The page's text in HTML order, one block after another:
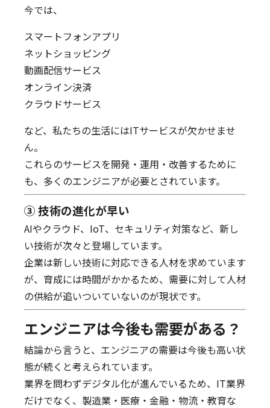
今では、
スマートフォンアプリ
ネットショッピング
動画配信サービス
オンライン決済
クラウドサービス
など、私たちの生活にはITサービスが欠かせませ
ん。
これらのサービスを開発・運用・改善するために
も、多くのエンジニアが必要とされています。
③ 技術の進化が早い
AIやクラウド、IoT、セキュリティ対策など、新し
い技術が次々と登場しています。
企業は新しい技術に対応できる人材を求めています
が、育成には時間がかかるため、需要に対して人材
の供給が追いついていないのが現状です。
エンジニアは今後も需要がある？
結論から言うと、エンジニアの需要は今後も高い状
態が続くと考えられています。
業界を問わずデジタル化が進んでいるため、IT業界
だけでなく、製造業・医療・金融・物流・教育な